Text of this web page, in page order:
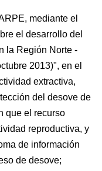
mediante el
el desarrollo del
la Región Norte -
2013)", en el
extractiva,
del desove de
que el recurso
reproductiva, y
de información
de desove;